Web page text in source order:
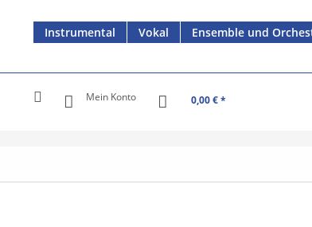
Instrumental Vokal Ensemble und
Mein Konto 0,00 € *